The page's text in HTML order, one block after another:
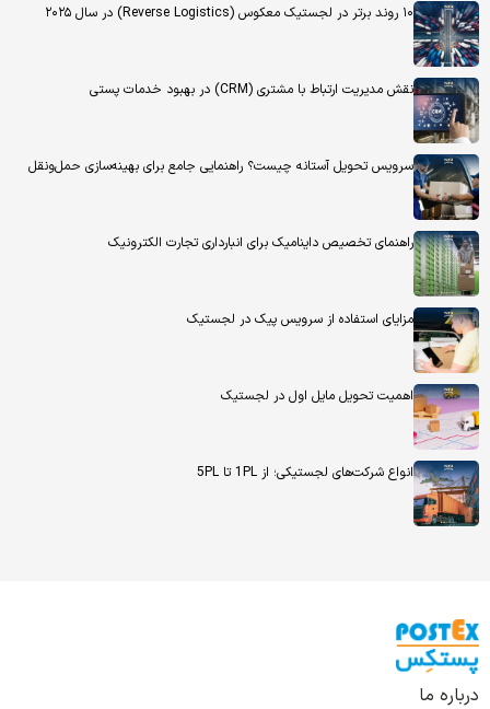
۱۰ روند برتر در لجستیک معکوس (Reverse Logistics) در سال ۲۰۲۵
نقش مدیریت ارتباط با مشتری (CRM) در بهبود خدمات پستی
سرویس تحویل آستانه چیست؟ راهنمایی جامع برای بهینه‌سازی حمل‌ونقل
راهنمای تخصیص داینامیک برای انبارداری تجارت الکترونیک
مزایای استفاده از سرویس پیک در لجستیک
اهمیت تحویل مایل اول در لجستیک
انواع شرکت‌های لجستیکی؛ از 1PL تا 5PL
درباره ما